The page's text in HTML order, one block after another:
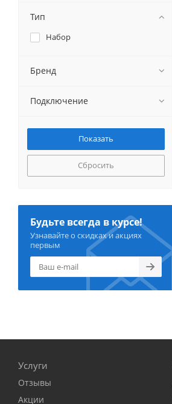
Тип
Набор
Бренд
Подключение
Сбросить
Будьте всегда в курсе!
Узнавайте о скидках и акциях
первым
Услуги
Отзывы
Акции